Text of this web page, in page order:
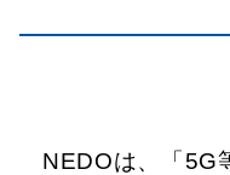
NEDOは、「5G